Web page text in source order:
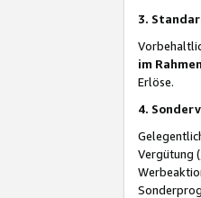
3.
im
Erlöse.
4.
Vergütung („